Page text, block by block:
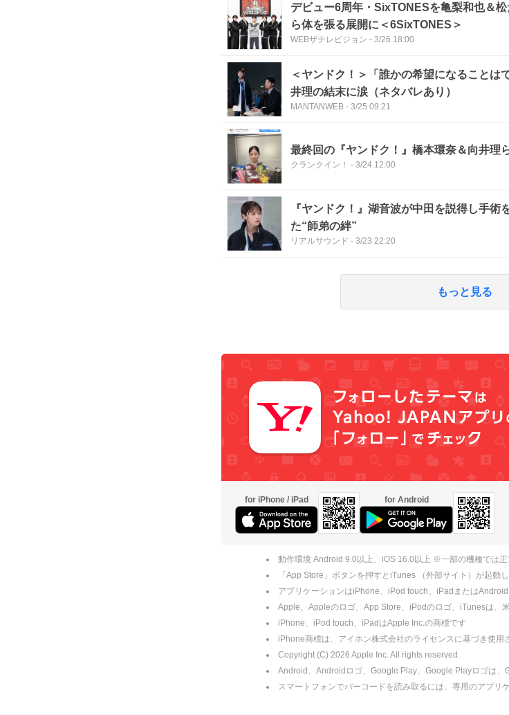
デビュー6周年・SixTONESを亀梨和也＆
ら体を張る展開に＜6SixTONES＞
WEBザテレビジョン - 3/26 18:00
＜ヤンドク！＞「誰かの希望になること
井理の結末に涙（ネタバレあり）
MANTANWEB - 3/25 09:21
最終回の『ヤンドク！』橋本環奈＆向井理
クランクイン！ - 3/24 12:00
『ヤンドク！』湖音波が中田を説得し手
た“師弟の絆”
リアルサウンド - 3/23 22:20
もっと見る
for iPhone / iPad for Android
動作環境 Android 9.0以上、iOS 16.0以上 ※一部の機種では
「App Store」ボタンを押すとiTunes （外部サイト）が起動
アプリケーションはiPhone、iPod touch、iPadまたは
Apple、Appleのロゴ、App Store、iPodのロゴ、iTunesは、
iPhone、iPod touch、iPadはApple Inc.の商標です
iPhone商標は、アイホン株式会社のライセンスに基づき使用
Copyright (C) 2026 Apple Inc. All rights reserved.
Android、Androidロゴ、Google Play、Google Playロゴは、
スマートフォンでバーコードを読み取るには、専用のアプリ